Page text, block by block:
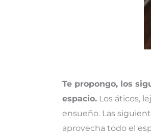
Te propongo, los
espacio. Los áticos,
ensueño. Las
aprovecha todo el